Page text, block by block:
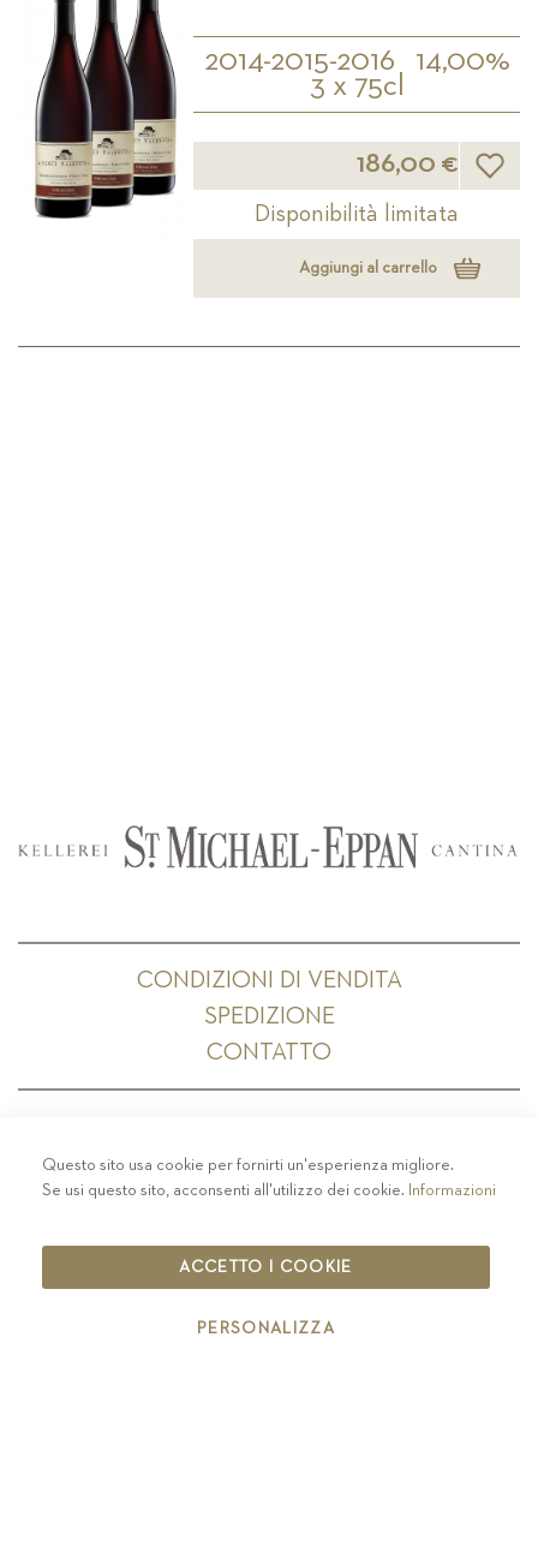
2014-2015-2016
14,00%
3 x 75cl
186,00 €
Disponibilità limitata
Aggiungi al carrello
CONDIZIONI DI VENDITA
SPEDIZIONE
CONTATTO
PRIVACY-COLOPHON - COOKIE POLICY
CODICE ETICO
IT00126670215
Questo sito usa cookie per fornirti un'esperienza migliore.
Se usi questo sito, acconsenti all'utilizzo dei cookie. Informazioni
ACCETTO I COOKIE
PERSONALIZZA